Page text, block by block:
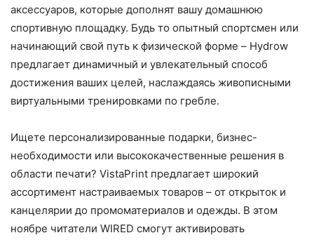
аксессуаров, которые дополнят вашу домашнюю
спортивную площадку. Будь то опытный спортсмен или
начинающий свой путь к физической форме – Hydrow
предлагает динамичный и увлекательный способ
достижения ваших целей, наслаждаясь живописными
виртуальными тренировками по гребле.
Ищете персонализированные подарки, бизнес-
необходимости или высококачественные решения в
области печати? VistaPrint предлагает широкий
ассортимент настраиваемых товаров – от открыток и
канцелярии до промоматериалов и одежды. В этом
ноябре читатели WIRED смогут активировать